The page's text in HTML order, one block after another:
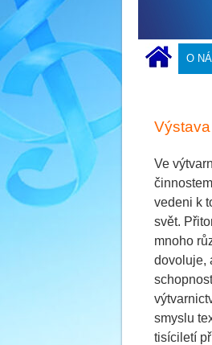
O
Ve
vedeni k
svět.
mnoho
dovoluje,
smyslu
tisíciletí